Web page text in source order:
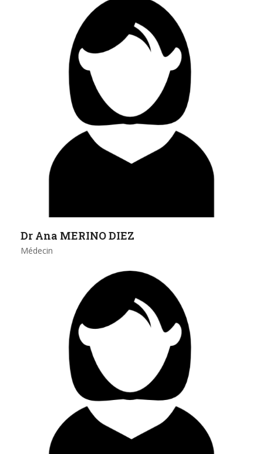
Dr Ana MERINO DIEZ
Médecin